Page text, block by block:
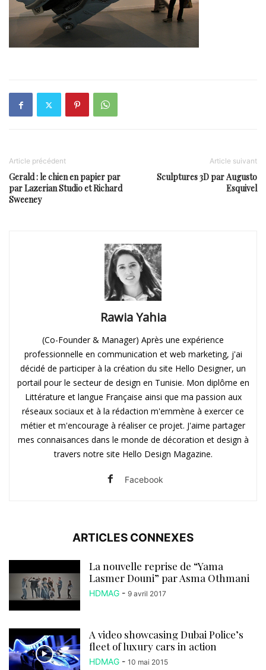
Article précédent
Gerald : le chien en papier par
par Lazerian Studio et Richard
Sweeney
Article suivant
Sculptures 3D par Augusto
Esquivel
Rawia Yahia
(Co-Founder & Manager) Après une expérience
professionnelle en communication et web marketing, j'ai
décidé de participer à la création du site Hello Designer, un
portail pour le secteur de design en Tunisie. Mon diplôme en
Littérature et langue Française ainsi que ma passion aux
réseaux sociaux et à la rédaction m'emmène à exercer ce
métier et m'encourage à réaliser ce projet. J'aime partager
mes connaisances dans le monde de décoration et design à
travers notre site Hello Design Magazine.
Facebook
ARTICLES CONNEXES
La nouvelle reprise de “Yama
Lasmer Douni” par Asma Othmani
HDMAG - 9 avril 2017
A video showcasing Dubai Police’s
fleet of luxury cars in action
HDMAG - 10 mai 2015